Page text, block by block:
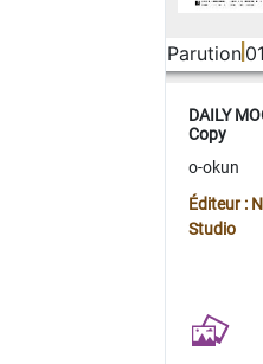
Parution
DAILY
Copy
o-okun
Éditeur :
Studio